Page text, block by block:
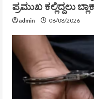
ಪ್ರಮುಖ ಕಲ್ಲಿದ್ದಲು
admin 06/08/2026